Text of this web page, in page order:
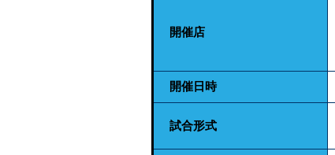
開催店
開催日時
試合形式